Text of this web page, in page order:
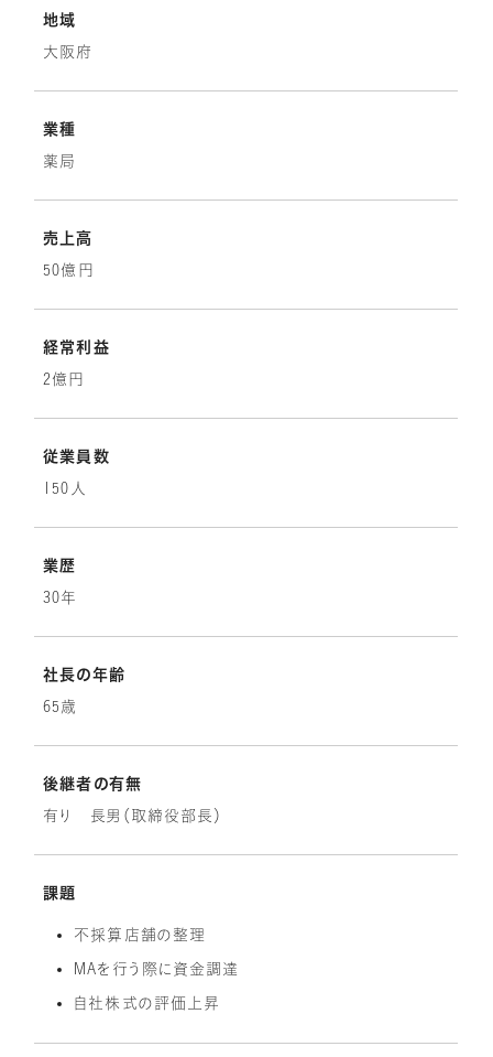
地域
大阪府
業種
薬局
売上高
50億円
経常利益
2億円
従業員数
150人
業歴
30年
社長の年齢
65歳
後継者の有無
有り 長男（取締役部長）
課題
不採算店舗の整理
MAを行う際に資金調達
自社株式の評価上昇